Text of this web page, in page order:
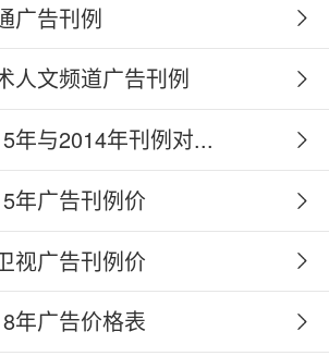
广告刊例
人文频道广告刊例
年与2014年刊例对...
年广告刊例价
视广告刊例价
年广告价格表